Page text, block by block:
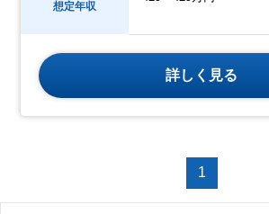
想定年収
詳しく見る
1